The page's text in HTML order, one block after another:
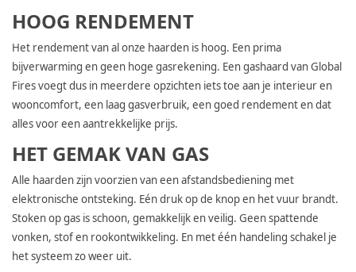
HOOG RENDEMENT
Het rendement van al onze haarden is hoog. Een prima
bijverwarming en geen hoge gasrekening. Een gashaard van Global
Fires voegt dus in meerdere opzichten iets toe aan je interieur en
wooncomfort, een laag gasverbruik, een goed rendement en dat
alles voor een aantrekkelijke prijs.
HET GEMAK VAN GAS
Alle haarden zijn voorzien van een afstandsbediening met
elektronische ontsteking. Eén druk op de knop en het vuur brandt.
Stoken op gas is schoon, gemakkelijk en veilig. Geen spattende
vonken, stof en rookontwikkeling. En met één handeling schakel je
het systeem zo weer uit.